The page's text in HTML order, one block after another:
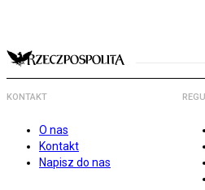
KONTAKT
O nas
Kontakt
Napisz do nas